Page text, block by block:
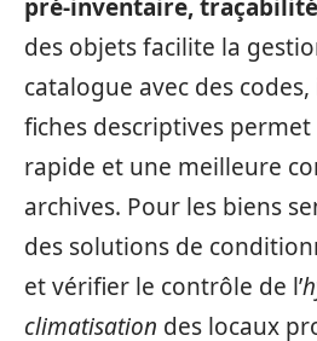
pré-inventaire,
des objets facilite la
catalogue avec des
fiches descriptives
rapide et une meilleure
archives. Pour les biens
des solutions de
et vérifier le contrôle de l’
climatisation des locaux